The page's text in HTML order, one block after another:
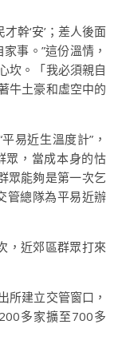
幹‘安’；差人後面
事。”這份溫情，
坎。「我必須親自
牛土豪和虛空中的
易近生溫度計”，
眾，當成本身的怙
眾能夠是第一次乞
管總隊為平易近辦
，近郊區群眾打來
所建立交管窗口，
多家擴至700多